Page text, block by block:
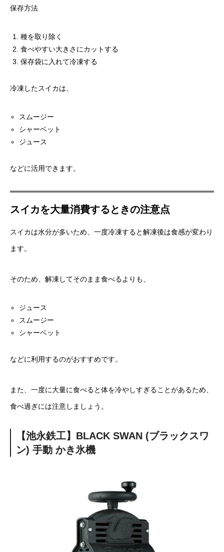
保存方法
種を取り除く
食べやすい大きさにカットする
保存袋に入れて冷凍する
冷凍したスイカは、
スムージー
シャーベット
ジュース
などに活用できます。
スイカを大量消費するときの注意点
スイカは水分が多いため、一度冷凍すると解凍後は食感が変わり
ます。
そのため、解凍してそのまま食べるよりも、
ジュース
スムージー
シャーベット
などに利用するのがおすすめです。
また、一度に大量に食べると体を冷やしすぎることがあるため、
食べ過ぎには注意しましょう。
【池永鉄工】BLACK SWAN (ブラックスワ
ン) 手動 かき氷機